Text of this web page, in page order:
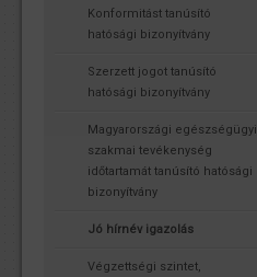
Konformitást tanúsító
hatósági bizonyítvány
Szerzett jogot tanúsító
hatósági bizonyítvány
Magyarországi egészségügyi
szakmai tevékenység
időtartamát tanúsító hatósági
bizonyítvány
Jó hírnév igazolás
Végzettségi szintet,